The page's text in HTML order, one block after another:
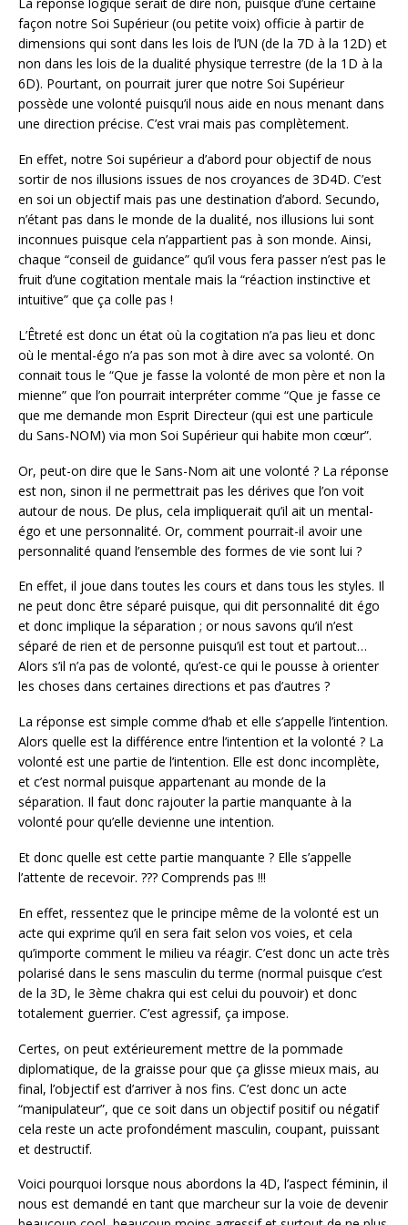
façon notre Soi Supérieur (ou petite voix) officie à partir de
dimensions qui sont dans les lois de l’UN (de la 7D à la 12D) et
non dans les lois de la dualité physique terrestre (de la 1D à la
6D). Pourtant, on pourrait jurer que notre Soi Supérieur
possède une volonté puisqu’il nous aide en nous menant dans
une direction précise. C’est vrai mais pas complètement.
En effet, notre Soi supérieur a d’abord pour objectif de nous
sortir de nos illusions issues de nos croyances de 3D4D. C’est
en soi un objectif mais pas une destination d’abord. Secundo,
n’étant pas dans le monde de la dualité, nos illusions lui sont
inconnues puisque cela n’appartient pas à son monde. Ainsi,
chaque “conseil de guidance” qu’il vous fera passer n’est pas le
fruit d’une cogitation mentale mais la “réaction instinctive et
intuitive” que ça colle pas !
L’Êtreté est donc un état où la cogitation n’a pas lieu et donc
où le mental-égo n’a pas son mot à dire avec sa volonté. On
connait tous le “Que je fasse la volonté de mon père et non la
mienne” que l’on pourrait interpréter comme “Que je fasse ce
que me demande mon Esprit Directeur (qui est une particule
du Sans-NOM) via mon Soi Supérieur qui habite mon cœur”.
Or, peut-on dire que le Sans-Nom ait une volonté ? La réponse
est non, sinon il ne permettrait pas les dérives que l’on voit
autour de nous. De plus, cela impliquerait qu’il ait un mental-
égo et une personnalité. Or, comment pourrait-il avoir une
personnalité quand l’ensemble des formes de vie sont lui ?
En effet, il joue dans toutes les cours et dans tous les styles. Il
ne peut donc être séparé puisque, qui dit personnalité dit égo
et donc implique la séparation ; or nous savons qu’il n’est
séparé de rien et de personne puisqu’il est tout et partout…
Alors s’il n’a pas de volonté, qu’est-ce qui le pousse à orienter
les choses dans certaines directions et pas d’autres ?
La réponse est simple comme d’hab et elle s’appelle l’intention.
Alors quelle est la différence entre l’intention et la volonté ? La
volonté est une partie de l’intention. Elle est donc incomplète,
et c’est normal puisque appartenant au monde de la
séparation. Il faut donc rajouter la partie manquante à la
volonté pour qu’elle devienne une intention.
Et donc quelle est cette partie manquante ? Elle s’appelle
l’attente de recevoir. ??? Comprends pas !!!
En effet, ressentez que le principe même de la volonté est un
acte qui exprime qu’il en sera fait selon vos voies, et cela
qu’importe comment le milieu va réagir. C’est donc un acte très
polarisé dans le sens masculin du terme (normal puisque c’est
de la 3D, le 3ème chakra qui est celui du pouvoir) et donc
totalement guerrier. C’est agressif, ça impose.
Certes, on peut extérieurement mettre de la pommade
diplomatique, de la graisse pour que ça glisse mieux mais, au
final, l’objectif est d’arriver à nos fins. C’est donc un acte
“manipulateur”, que ce soit dans un objectif positif ou négatif
cela reste un acte profondément masculin, coupant, puissant
et destructif.
Voici pourquoi lorsque nous abordons la 4D, l’aspect féminin, il
nous est demandé en tant que marcheur sur la voie de devenir